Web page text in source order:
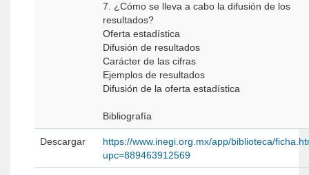
7. ¿Cómo se lleva a cabo la difusión de los
resultados?
Oferta estadística
Difusión de resultados
Carácter de las cifras
Ejemplos de resultados
Difusión de la oferta estadística
Bibliografía
Descargar
https://www.inegi.org.mx/app/biblioteca/
upc=889463912569